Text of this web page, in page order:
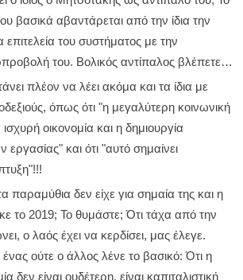
βασικά αβαντάρεται από την ίδια την
επιτελεία του συστήματος με την
του. Βολικός αντίπαλος βλέπετε…
πλέον να λέει ακόμα και τα ίδια με
όπως ότι "η μεγαλύτερη κοινωνική
ισχυρή οικονομία και η δημιουργία
εργασίας" και ότι "αυτό σημαίνει
παραμύθια δεν είχε για σημαία της και η
το 2019; Το θυμάστε; Ότι τάχα από την
ο λαός έχει να κερδίσει, μας έλεγε.
ούτε ο άλλος λένε το βασικό: Ότι η
δεν είναι ουδέτερη, είναι καπιταλιστική